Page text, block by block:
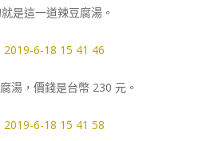
是這一道辣豆腐湯。
湯，價錢是台幣 230 元。